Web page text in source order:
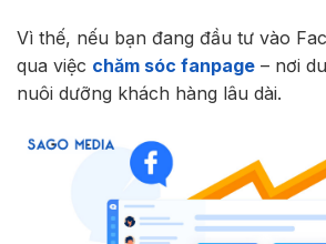
Vì thế, nếu bạn đang đầu tư vào
qua việc chăm sóc fanpage – nơi
nuôi dưỡng khách hàng lâu dài.